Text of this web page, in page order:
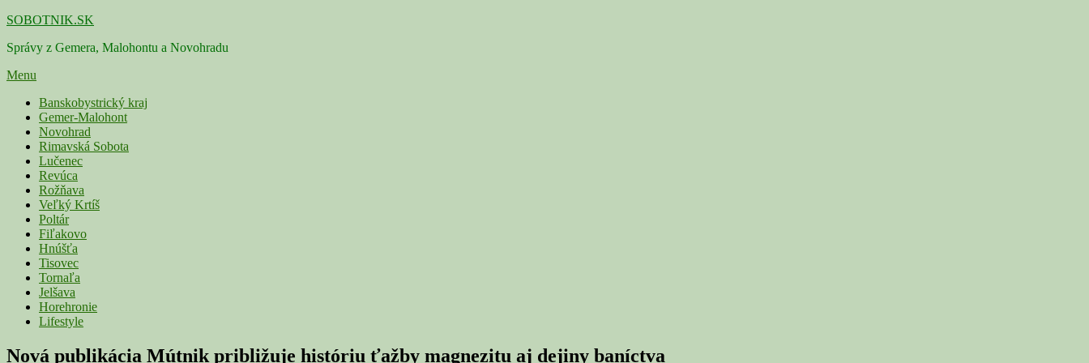
Skip
content
SOBOTNIK.SK
Správy z Gemera, Malohontu a Novohradu
Menu
Primárne
menu
Banskobystrický kraj
Gemer-Malohont
Novohrad
Rimavská Sobota
Lučenec
Revúca
Rožňava
Veľký Krtíš
Poltár
Fiľakovo
Hnúšťa
Tisovec
Tornaľa
Jelšava
Horehronie
Lifestyle
Nová publikácia Mútnik približuje históriu ťažby magnezitu aj dejiny baníctva